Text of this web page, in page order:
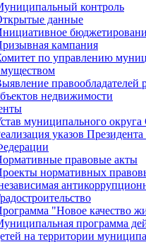
контроль
данные
кампания
по управлению
правообладателей
недвижимости
муниципального
указов
правовые акты
нормативных
"Новое качество
программа
на территории